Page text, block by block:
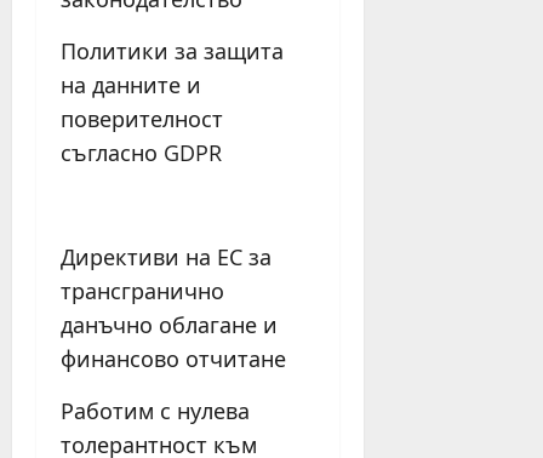
Политики за защита
на данните и
поверителност
съгласно GDPR
Директиви на ЕС за
трансгранично
данъчно облагане и
финансово отчитане
Работим с нулева
толерантност към